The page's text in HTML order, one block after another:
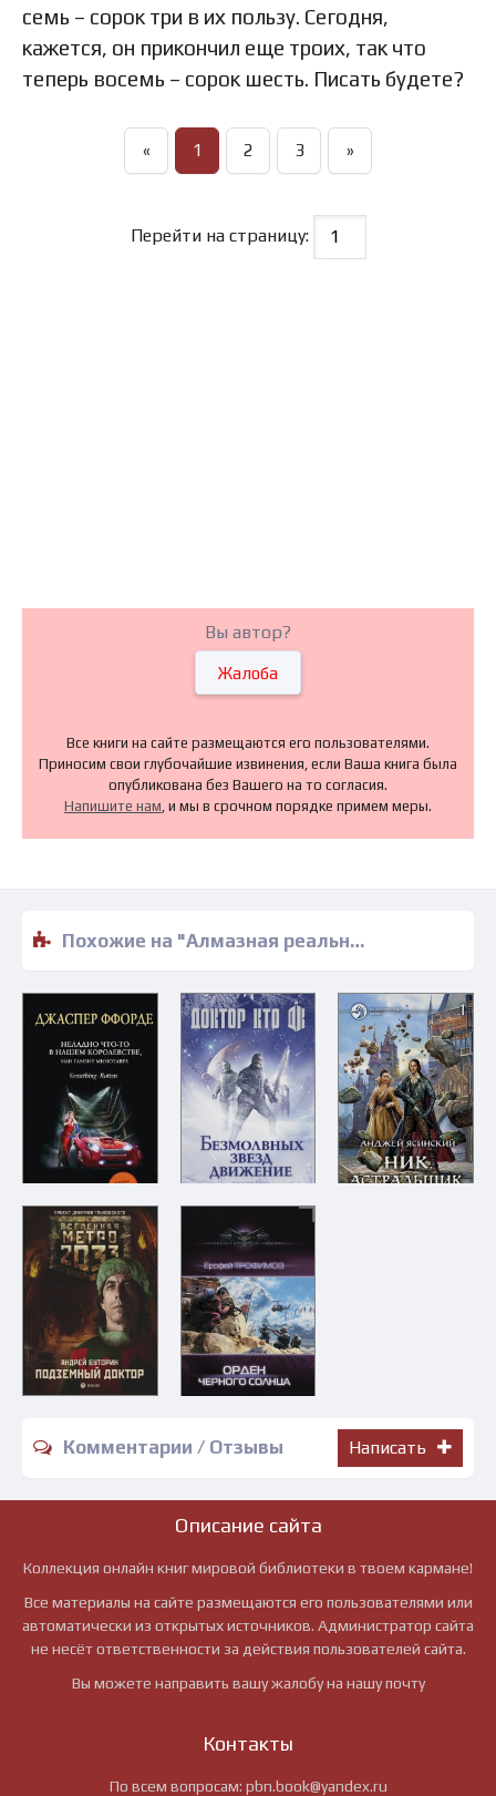
семь – сорок три в их пользу. Сегодня,
кажется, он прикончил еще троих, так что
теперь восемь – сорок шесть. Писать будете?
« 1 2 3 »
Перейти на страницу:
Вы автор?
Жалоба
Все книги на сайте размещаются его пользователями.
Приносим свои глубочайшие извинения, если Ваша книга была
опубликована без Вашего на то согласия.
Напишите нам, и мы в срочном порядке примем меры.
Похожие на "Алмазная реальность - Виктор Бурцев" книги читать бесплатно полные версии
Комментарии / Отзывы Написать
Описание сайта
Коллекция онлайн книг мировой библиотеки в твоем кармане!
Все материалы на сайте размещаются его пользователями или
автоматически из открытых источников. Администратор сайта
не несёт ответственности за действия пользователей сайта.
Вы можете направить вашу жалобу на нашу почту
Контакты
По всем вопросам: pbn.book@yandex.ru